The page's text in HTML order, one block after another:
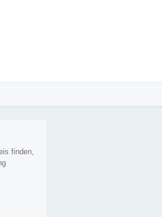
finden,